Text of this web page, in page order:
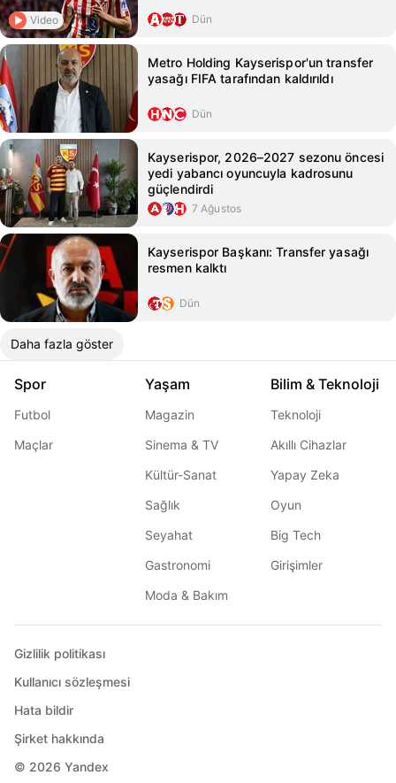
Video Dün
Metro Holding Kayserispor'un transfer
yasağı FIFA tarafından kaldırıldı
Dün
Kayserispor, 2026–2027 sezonu öncesi
yedi yabancı oyuncuyla kadrosunu
güçlendirdi
7 Ağustos
Kayserispor Başkanı: Transfer yasağı
resmen kalktı
Dün
Daha fazla göster
Spor
Futbol
Maçlar
Yaşam
Magazin
Sinema & TV
Kültür-Sanat
Sağlık
Seyahat
Gastronomi
Moda & Bakım
Bilim & Teknoloji
Teknoloji
Akıllı Cihazlar
Yapay Zeka
Oyun
Big Tech
Girişimler
© 2026 Yandex
Gizlilik politikası
Kullanıcı sözleşmesi
Hata bildir
Şirket hakkında